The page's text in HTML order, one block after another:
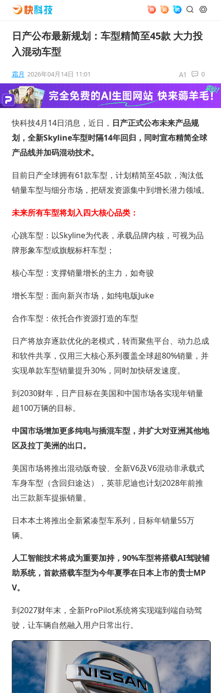
日产公布最新规划：车型精简至45款 大力投
入混动车型
霜月 2026年04月14日 11:01 0
快科技4月14日消息，近日， 日产正式公布未来产品规
划，全新Skyline车型时隔14年回归，同时宣布精简全球
产品线并加码混动技术。
目前日产全球拥有61款车型，计划精简至45款，淘汰低
销量车型与细分市场，把研发资源集中到增长潜力领域。
未来所有车型将划入四大核心品类：
心跳车型：以Skyline为代表，承载品牌内核，可视为品
牌形象车型或旗舰标杆车型；
核心车型：支撑销量增长的主力，如奇骏
增长车型：面向新兴市场，如纯电版Juke
合作车型：依托合作资源打造的车型
日产将放弃逐款优化的老模式，转而聚焦平台、动力总成
和软件共享，仅用三大核心系列覆盖全球超80%销量，并
实现单款车型销量提升30%，同时加快研发速度。
到2030财年，日产目标在美国和中国市场各实现年销量
超100万辆的目标。
中国市场增加更多纯电与插混车型，并扩大对亚洲其他地
区及拉丁美洲的出口。
美国市场将推出混动版奇骏、全新V6及V6混动非承载式
车身车型（含回归途达），英菲尼迪也计划2028年前推
出三款新车提振销量。
日本本土将推出全新紧凑型车系列，目标年销量55万
辆。
人工智能技术将成为重要加持，90%车型将搭载AI驾驶辅
助系统，首款搭载车型为今年夏季在日本上市的贵士MP
V。
到2027财年末，全新ProPilot系统将实现端到端自动驾
驶，让车辆自然融入用户日常出行。